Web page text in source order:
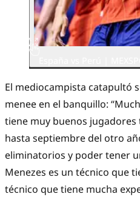
El mediocampista catapultó
menee en el banquillo:
tiene muy buenos
hasta septiembre del otro
eliminatorios y poder tener
Menezes es un técnico que
técnico que tiene mucha